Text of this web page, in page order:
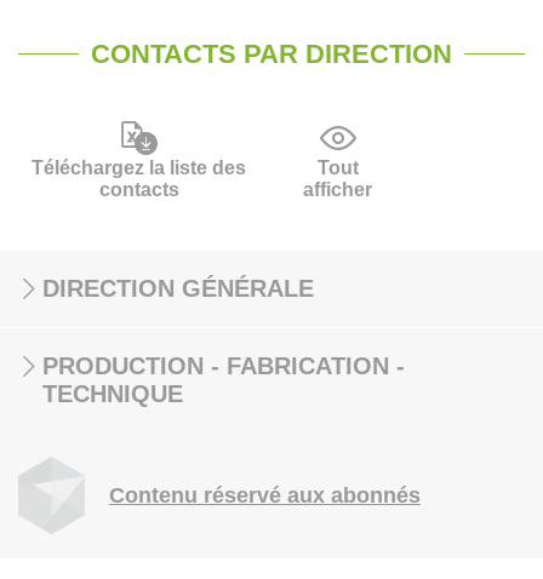
CONTACTS PAR DIRECTION
Téléchargez la liste des
contacts
Tout
afficher
DIRECTION GÉNÉRALE
PRODUCTION - FABRICATION -
TECHNIQUE
Contenu réservé aux abonnés